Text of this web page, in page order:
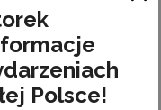
Polsce!